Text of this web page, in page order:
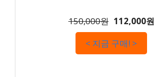
150,000원 112,000원
< 지금 구매! >